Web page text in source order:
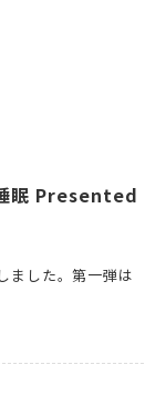
眠 Presented
ました。第一弾は